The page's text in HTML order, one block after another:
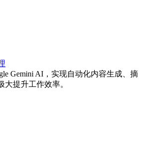
Gemini AI，实现自动化内容生成、摘
提升工作效率。